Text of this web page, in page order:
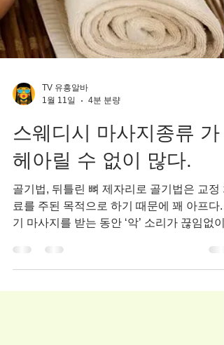
TV 유흥알바
1월 11일
4분 분량
스웨디시 마사지종류 가
헤아릴 수 없이 많다.
골기법, 뒤틀린 뼈 제자리로 골기법은 교정
료를 주된 목적으로 하기 때문에 꽤 아프다.